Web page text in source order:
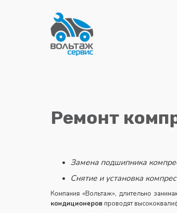
Ремонт
Замена подшипника
Снятие и установка
Компания «Вольтаж», длительно
кондиционеров проводят